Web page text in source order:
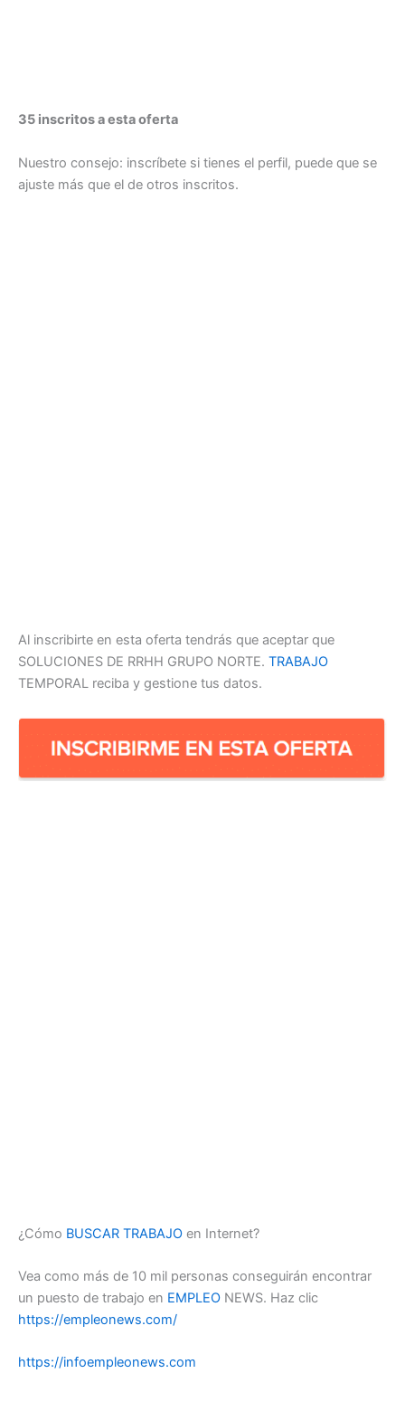
35 inscritos a esta oferta
Nuestro consejo: inscríbete si tienes el perfil, puede que se
ajuste más que el de otros inscritos.
Al inscribirte en esta oferta tendrás que aceptar que
SOLUCIONES DE RRHH GRUPO NORTE. TRABAJO
TEMPORAL reciba y gestione tus datos.
¿Cómo BUSCAR TRABAJO en Internet?
Vea como más de 10 mil personas conseguirán encontrar
un puesto de trabajo en EMPLEO NEWS. Haz clic
https://empleonews.com/
https://infoempleonews.com